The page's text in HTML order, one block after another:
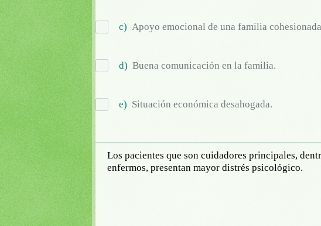
c) Apoyo emocional de una familia
d) Buena comunicación en la familia.
e) Situación económica desahogada.
Los pacientes que son cuidadores principales,
enfermos, presentan mayor distrés psicológico.